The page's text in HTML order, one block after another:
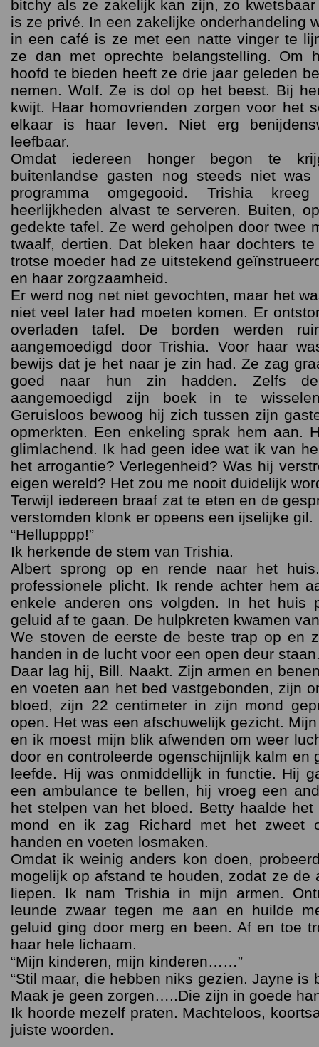
bitchy als ze zakelijk kan zijn, zo
is ze privé. In een zakelijke onderhandeling
in een café is ze met een natte vinger te
ze dan met oprechte belangstelling. Om
hoofd te bieden heeft ze drie jaar geleden
nemen. Wolf. Ze is dol op het beest. Bij
kwijt. Haar homovrienden zorgen voor het
elkaar is haar leven. Niet erg
leefbaar.
Omdat iedereen honger begon te
buitenlandse gasten nog steeds niet was
programma omgegooid. Trishia
heerlijkheden alvast te serveren. Buiten,
gedekte tafel. Ze werd geholpen door twee
twaalf, dertien. Dat bleken haar dochters
trotse moeder had ze uitstekend
en haar zorgzaamheid.
Er werd nog net niet gevochten, maar het
niet veel later had moeten komen. Er
overladen tafel. De borden werden
aangemoedigd door Trishia. Voor haar
bewijs dat je het naar je zin had. Ze zag
goed naar hun zin hadden. Zelfs
aangemoedigd zijn boek in te
Geruisloos bewoog hij zich tussen zijn
opmerkten. Een enkeling sprak hem aan.
glimlachend. Ik had geen idee wat ik van
het arrogantie? Verlegenheid? Was hij
eigen wereld? Het zou me nooit duidelijk
Terwijl iedereen braaf zat te eten en de
verstomden klonk er opeens een ijselijke gil.
“Hellupppp!”
Ik herkende de stem van Trishia.
Albert sprong op en rende naar het
professionele plicht. Ik rende achter hem
enkele anderen ons volgden. In het huis
geluid af te gaan. De hulpkreten kwamen
We stoven de eerste de beste trap op en
handen in de lucht voor een open deur
Daar lag hij, Bill. Naakt. Zijn armen en
en voeten aan het bed vastgebonden, zijn
bloed, zijn 22 centimeter in zijn mond
open. Het was een afschuwelijk gezicht.
en ik moest mijn blik afwenden om weer
door en controleerde ogenschijnlijk kalm en
leefde. Hij was onmiddellijk in functie. Hij
een ambulance te bellen, hij vroeg een
het stelpen van het bloed. Betty haalde het
mond en ik zag Richard met het zweet
handen en voeten losmaken.
Omdat ik weinig anders kon doen,
mogelijk op afstand te houden, zodat ze de
liepen. Ik nam Trishia in mijn armen.
leunde zwaar tegen me aan en huilde
geluid ging door merg en been. Af en toe
haar hele lichaam.
“Mijn kinderen, mijn kinderen……”
“Stil maar, die hebben niks gezien. Jayne is
Maak je geen zorgen…..Die zijn in goede
Ik hoorde mezelf praten. Machteloos,
juiste woorden.